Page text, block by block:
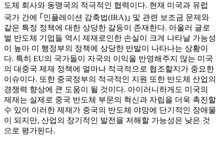
도체 회사와 동맹국의 적극적인 협력이다. 현재 미국과 유럽
국가 간에 ｢인플레이션 감축법(IRA)｣ 및 관련 보조금 문제와
같은 특정 정책에 대한 상당한 갈등이 존재한다. 아울러 글로
벌 반도체 기업들 역시 제재로인한 손실이 크게 나타날 가능성
이 높아 미 행정부의 정책에 상당한 반발이 나타나는 상황이
다. 특히 EU의 국가들이 자국의 이익을 반영해주지 않는 미국
의 대중국 제재 정책에 얼마나 적극적으로 협조할지가 중요한
이슈이다. 또한 중국정부의 적극적인 지원 또한 반도체 산업의
경쟁력 향상에 큰 도움이 될 것이다. 아이러니하게도 미국의
제재는 실제로 중국 반도체 부문의 혁신과 자립을 더욱 촉진할
수 있어 이러한 제재가 중국의 반도체 야망에 단기적인 장애물
이 되지만, 산업의 장기적인 발전을 저해할 가능성은 낮은 것
으로 평가된다.